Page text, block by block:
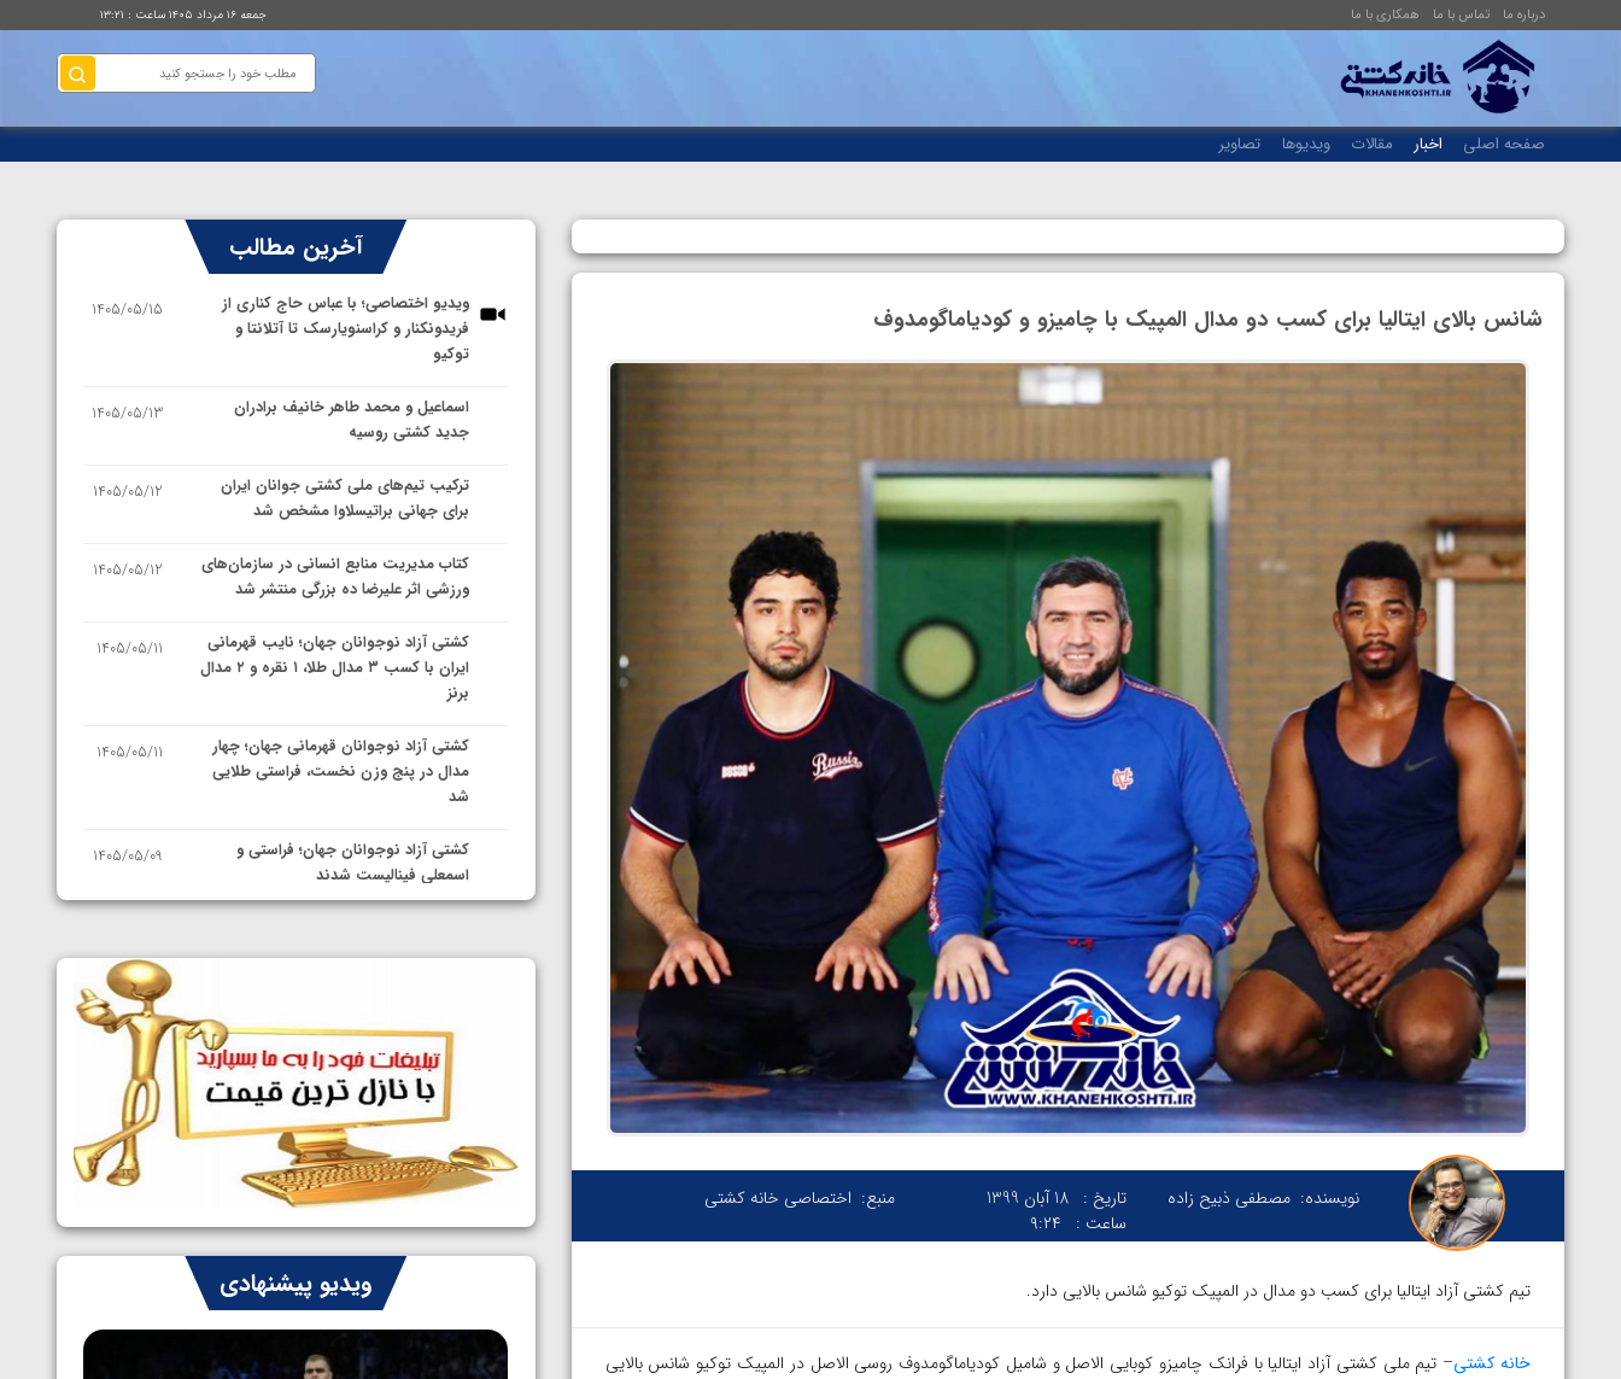
درباره ما تماس با ما همکاری با ما جمعه ۱۶ مرداد ۱۴۰۵ ساعت : ۱۳:۲۱
صفحه اصلی اخبار مقالات ویدیوها تصاویر
شانس بالای ایتالیا برای کسب دو مدال المپیک با چامیزو و کودیاماگومدوف
نویسنده: مصطفی ذبیح زاده تاریخ : 18 آبان 1399
ساعت :
۹:۲۴
منبع: اختصاصی خانه کشتی
تیم کشتی آزاد ایتالیا برای کسب دو مدال در المپیک توکیو شانس بالایی دارد.
خانه کشتی– تیم ملی کشتی آزاد ایتالیا با فرانک چامیزو کوبایی الاصل و شامیل کودیاماگومدوف روسی الاصل در المپیک توکیو شانس بالایی
آخرین مطالب
ویدیو اختصاصی؛ با عباس حاج کناری از
فریدونکنار و کراسنویارسک تا آتلانتا و
توکیو
1405/05/15
اسماعیل و محمد طاهر خانیف برادران
جدید کشتی روسیه
1405/05/13
ترکیب تیم‌های ملی کشتی جوانان ایران
برای جهانی براتیسلاوا مشخص شد
1405/05/12
کتاب مدیریت منابع انسانی در سازمان‌های
ورزشی اثر علیرضا ده بزرگی منتشر شد
1405/05/12
کشتی آزاد نوجوانان جهان؛ نایب قهرمانی
ایران با کسب ۳ مدال طلا، ۱ نقره و ۲ مدال
برنز
1405/05/11
کشتی آزاد نوجوانان قهرمانی جهان؛ چهار
مدال در پنج وزن نخست، فراستی طلایی
شد
1405/05/11
کشتی آزاد نوجوانان جهان؛ فراستی و
اسمعلی فینالیست شدند
1405/05/09
نمایندگان ایران مشخص شدند
سوم برای ایران
1405/05/07
ایران چشم به راه چهار مدال در پنج وزن
دوم کشتی فرنگی نوجوانان جهان
1405/05/06
ویدیو پیشنهادی